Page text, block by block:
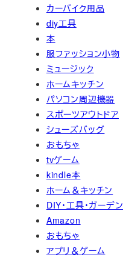
カーバイク用品
diy工具
本
服ファッション小物
ミュージック
ホームキッチン
パソコン周辺機器
スポーツアウトドア
シューズバッグ
おもちゃ
tvゲーム
kindle本
ホーム＆キッチン
DIY・工具・ガーデン
Amazon
おもちゃ
アプリ＆ゲーム